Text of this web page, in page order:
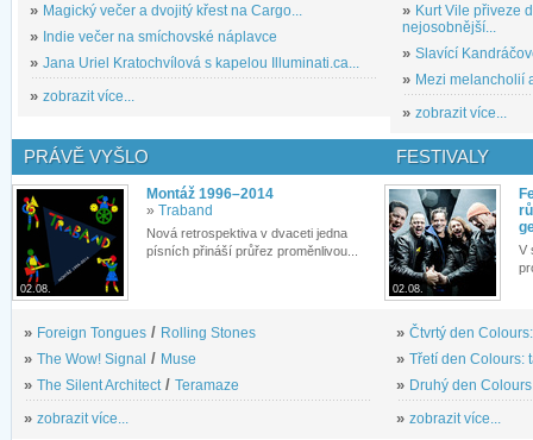
» Magický večer a dvojitý křest na Cargo...
» Indie večer na smíchovské náplavce
» Jana Uriel Kratochvílová s kapelou Illuminati.ca...
» zobrazit více...
» Kurt Vile přiveze
nejosobnější...
» Slavící
» Mezi melancholií
» zobrazit více...
PRÁVĚ VYŠLO
02.08.
Montáž 1996–2014
» Traband
Nová retrospektiva v dvaceti jedna
písních přináší průřez proměnlivou...
» Foreign Tongues / Rolling Stones
» The Wow! Signal / Muse
» The Silent Architect/ Teramaze
» zobrazit více...
FESTIVALY
02.08.
V
» Čtvrtý den
» Třetí den Colours:
» Druhý den
» zobrazit více...